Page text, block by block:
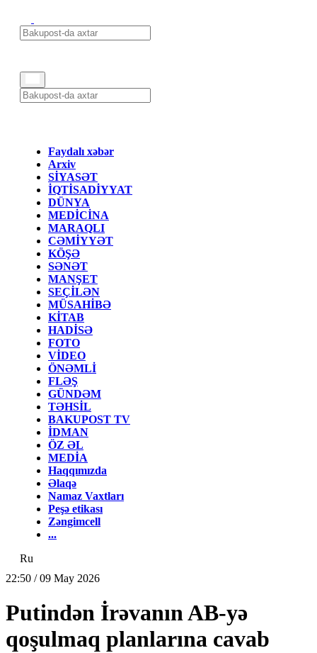
Faydalı xəbər
Arxiv
SİYASƏT
İQTİSADİYYAT
DÜNYA
MEDİCİNA
MARAQLI
CƏMİYYƏT
KÖŞƏ
SƏNƏT
MANŞET
SEÇİLƏN
MÜSAHİBƏ
KİTAB
HADİSƏ
FOTO
VİDEO
ÖNƏMLİ
FLƏŞ
GÜNDƏM
TƏHSİL
BAKUPOST TV
İDMAN
ÖZ ƏL
MEDİA
Haqqımızda
Əlaqə
Namaz Vaxtları
Peşə etikası
Zəngimcell
...
Ru
22:50 / 09 May 2026
Putindən İrəvanın AB-yə
qoşulmaq planlarına cavab